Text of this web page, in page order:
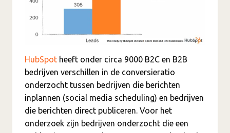
HubSpot heeft onder circa 9000 B2C en B2B
bedrijven verschillen in de conversieratio
onderzocht tussen bedrijven die berichten
inplannen (social media scheduling) en bedrijven
die berichten direct publiceren. Voor het
onderzoek zijn bedrijven onderzocht die een